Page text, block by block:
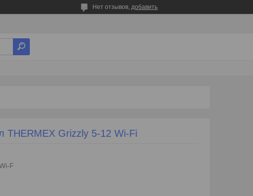
Нет отзывов, добавить
THERMEX Grizzly 5-12 Wi-Fi
F